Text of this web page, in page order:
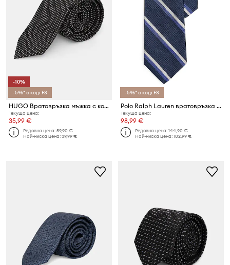
-10%
-5%* с код: FS
HUGO Вратовръзка мъжка с коприна Tie cm 6
Текуща цена:
35,99 €
Редовна цена:59,90 €
Най-ниска цена:39,99 €
-5%* с код: FS
Polo Ralph Lauren вратовръзка мъжка от коприна
Текуща цена:
98,99 €
Редовна цена:144,90 €
Най-ниска цена:102,99 €